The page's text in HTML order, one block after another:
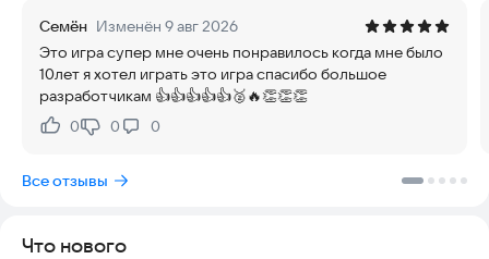
тренировочный режим: новички могут бесплатно изучить и
освоить более 50 уникальных приемов для любого
персонажа.
Сага Мисима и сюжетная линия:
Продолжение истории клана Мисима. Сюжет рассказывает
сыновьями. Герои борются за то, чтобы искоренить
Семён Изменён 9 авг 2026
Это игра супер мне очень понравилось когда мне было
10лет я хотел играть это игра спасибо большое
разработчикам 👍👍👍👍👍🥈🔥👏👏👏
Нравится:
0Не нравится:
0 0
Все отзывы
Что нового